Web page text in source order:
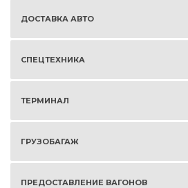
ДОСТАВКА АВТО
СПЕЦТЕХНИКА
ТЕРМИНАЛ
ГРУЗОБАГАЖ
ПРЕДОСТАВЛЕНИЕ ВАГОНОВ